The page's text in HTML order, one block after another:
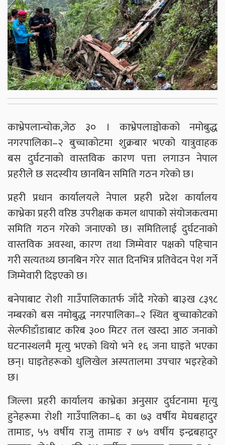
काभ्रेपलान्चोक,जेठ ३० । काभ्रेपलाञ्चोकको नमोबुद्ध
नगरपालिका–२ बुच्चाकोटमा शुक्रबार भएको यात्रुवाहक
बस दुर्घटनाको वास्तविक कारण पत्ता लगाउन नेपाल
प्रहरीले छ सदस्यीय छानबिन समिति गठन गरेको छ।
प्रहरी प्रधान कार्यालयले नेपाल प्रहरी प्रदेश कार्यालय
काभ्रेका प्रहरी वरिष्ठ उपरीक्षक कमल थापाको संयोजकत्वमा
समिति गठन गरेको जनाएको छ। समितिलाई दुर्घटनाको
वास्तविक अवस्था, कारण तथा जिम्मेवार पक्षको पहिचान
गरी सत्यतथ्य छानबिन गरेर सात दिनभित्र प्रतिवेदन पेश गर्ने
जिम्मेवारी दिइएको छ।
बनेपाबाट रोशी गाउँपालिकातर्फ जाँदै गरेको बा३ख ८३९८
नम्बरको बस नमोबुद्ध नगरपालिका–२ स्थित बुच्चाकोटको
सेल्फीडाँडाबाट करिब ३०० मिटर तल खस्दा आठ जनाको
घटनास्थलमै मृत्यु भएको थियो भने १६ जना घाइते भएका
छन्। घाइतेहरूको धुलिखेल अस्पतालमा उपचार भइरहेको
छ।
जिल्ला प्रहरी कार्यालय काभ्रेका अनुसार दुर्घटनामा मृत्यु
हुनेहरूमा रोशी गाउँपालिका–६ का ७३ वर्षीय मेघबहादुर
तामाङ, ५५ वर्षीय राजु तामाङ र ७५ वर्षीय इन्द्रबहादुर